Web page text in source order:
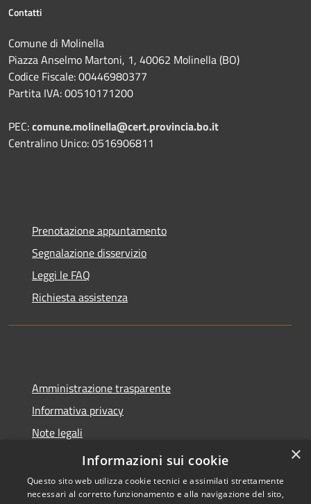
Contatti
Comune di Molinella
Piazza Anselmo Martoni, 1, 40062 Molinella (BO)
Codice Fiscale: 00446980377
Partita IVA: 00510171200
PEC:comune.molinella@cert.provincia.bo.it
Centralino Unico: 0516906811
Prenotazione appuntamento
Segnalazione disservizio
Leggi le FAQ
Richiesta assistenza
Amministrazione trasparente
Informativa privacy
Note legali
Dichiarazione di accessibilità
×
Informazioni sui cookie
Questo sito web utilizza cookie tecnici e assimilati strettamente
necessari al corretto funzionamento e alla navigazione del sito,